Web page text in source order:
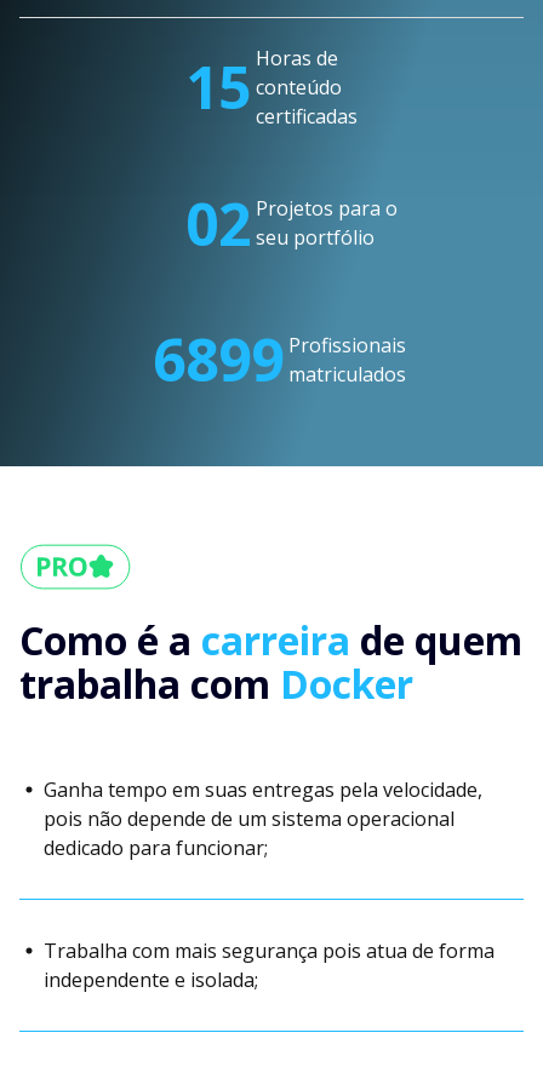
15 Horas de
conteúdo
certificadas
02 Projetos para o
seu portfólio
6899 Profissionais
matriculados
Como é a carreira de quem
trabalha com Docker
Ganha tempo em suas entregas pela velocidade,
pois não depende de um sistema operacional
dedicado para funcionar;
Trabalha com mais segurança pois atua de forma
independente e isolada;